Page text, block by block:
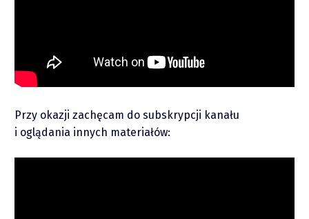
piotrek.zajac@pm.me
Przy okazji zachęcam do subskrypcji kanału
i oglądania innych materiałów: